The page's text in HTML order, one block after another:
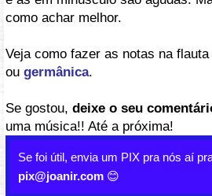
como achar melhor.
Veja como fazer as notas na
ou germânica.
Se gostou, deixe o seu
uma música!! Até a próxima!
Se foi útil, envia um PIX pra nós aí
pix@joanir.com 😊